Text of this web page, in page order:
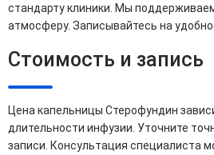
стандарту клиники. Мы
атмосферу. Записывайтесь на
Стоимость и запись
Цена капельницы Стерофундин
длительности инфузии. Уточните
записи. Консультация специалиста